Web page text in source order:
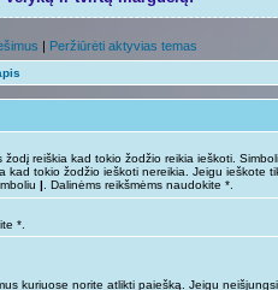
| Peržiūrėti aktyvias temas
žodį reiškia kad tokio žodžio reikia ieškoti.
kad tokio žodžio ieškoti nereikia. Jeigu ieškote
| . Dalinėms reikšmėms naudokite *.
*.
kuriuose norite atlikti paiešką. Jeigu